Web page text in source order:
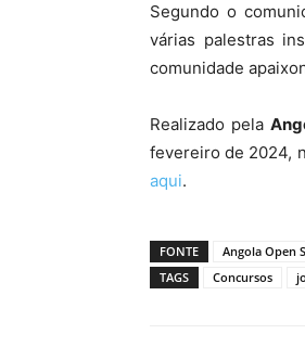
Segundo o
várias palestras
comunidade
Realizado pela
fevereiro de 2024,
aqui.
FONTE
Angola Open
TAGS
Concursos